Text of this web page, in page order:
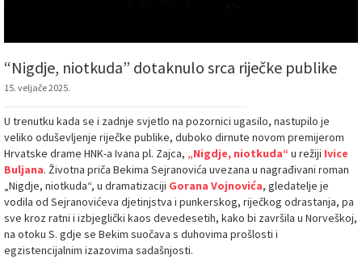
“Nigdje, niotkuda” dotaknulo srca riječke publike
15. veljače 2025.
U trenutku kada se i zadnje svjetlo na pozornici ugasilo, nastupilo je
veliko oduševljenje riječke publike, duboko dirnute novom premijerom
Hrvatske drame HNK-a Ivana pl. Zajca, „Nigdje, niotkuda“ u režiji Ivice
Buljana. Životna priča Bekima Sejranovića uvezana u nagrađivani roman
„Nigdje, niotkuda“, u dramatizaciji Gorana Vojnovića, gledatelje je
vodila od Sejranovićeva djetinjstva i punkerskog, riječkog odrastanja, pa
sve kroz ratni i izbjeglički kaos devedesetih, kako bi završila u Norveškoj,
na otoku S. gdje se Bekim suočava s duhovima prošlosti i
egzistencijalnim izazovima sadašnjosti.